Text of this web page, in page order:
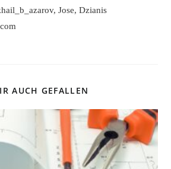
Jose, Dzianis
AUCH GEFALLEN